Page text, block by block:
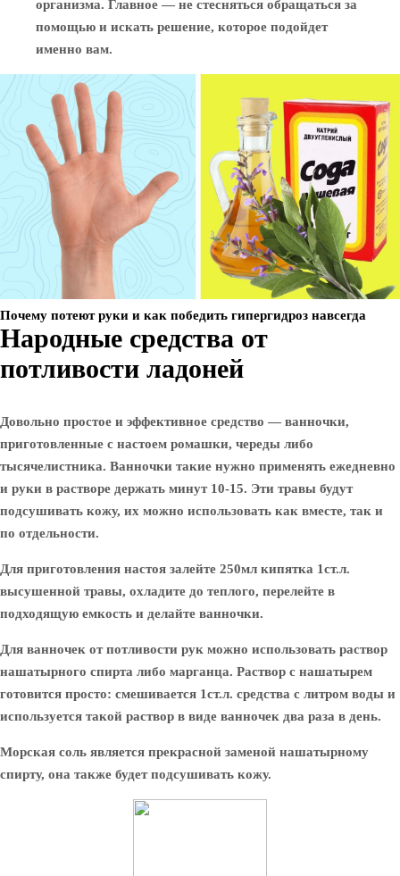
организма. Главное — не стесняться обращаться за
помощью и искать решение, которое подойдет
именно вам.
Почему потеют руки и как победить гипергидроз навсегда
Народные средства от
потливости ладоней
Довольно простое и эффективное средство — ванночки,
приготовленные с настоем ромашки, череды либо
тысячелистника. Ванночки такие нужно применять ежедневно
и руки в растворе держать минут 10-15. Эти травы будут
подсушивать кожу, их можно использовать как вместе, так и
по отдельности.
Для приготовления настоя залейте 250мл кипятка 1ст.л.
высушенной травы, охладите до теплого, перелейте в
подходящую емкость и делайте ванночки.
Для ванночек от потливости рук можно использовать раствор
нашатырного спирта либо марганца. Раствор с нашатырем
готовится просто: смешивается 1ст.л. средства с литром воды и
используется такой раствор в виде ванночек два раза в день.
Морская соль является прекрасной заменой нашатырному
спирту, она также будет подсушивать кожу.